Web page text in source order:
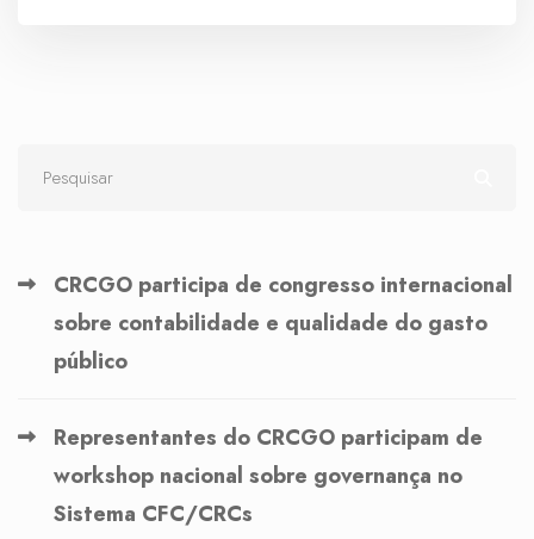
CRCGO participa de congresso internacional
sobre contabilidade e qualidade do gasto
público
Representantes do CRCGO participam de
workshop nacional sobre governança no
Sistema CFC/CRCs